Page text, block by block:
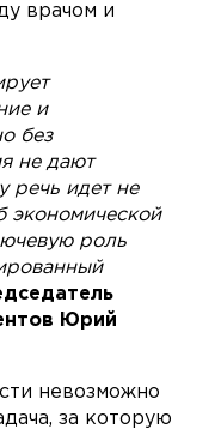
врачом и
и
без
не дают
речь идет не
экономической
роль
Юрий
невозможно
за которую